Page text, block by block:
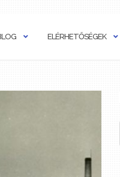
ELÉRHETŐSÉGEK